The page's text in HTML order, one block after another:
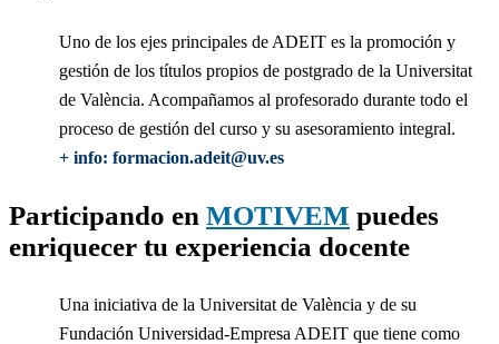
Uno de los ejes principales de ADEIT es la promoción y
gestión de los títulos propios de postgrado de la Universitat
de València. Acompañamos al profesorado durante todo el
proceso de gestión del curso y su asesoramiento integral.
+ info: formacion.adeit@uv.es
Participando en MOTIVEM puedes
enriquecer tu experiencia docente
Una iniciativa de la Universitat de València y de su
Fundación Universidad-Empresa ADEIT que tiene como